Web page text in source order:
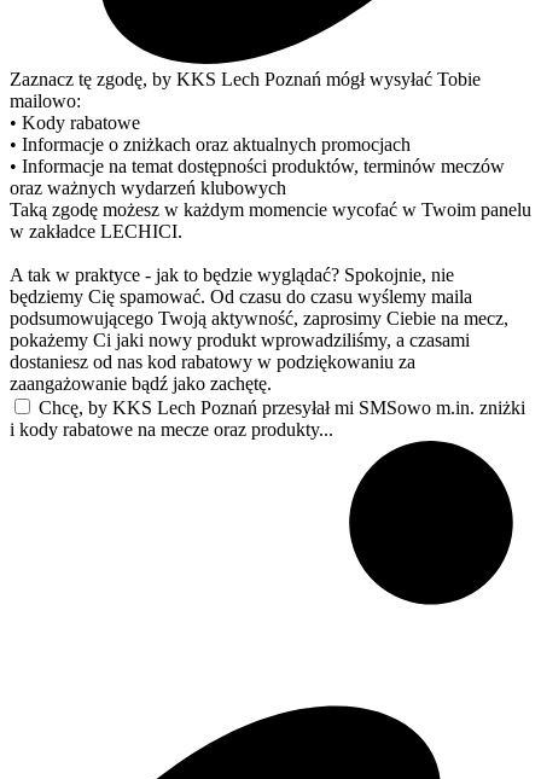
Zaznacz tę zgodę, by KKS Lech Poznań mógł wysyłać Tobie
mailowo:
• Kody rabatowe
• Informacje o zniżkach oraz aktualnych promocjach
• Informacje na temat dostępności produktów, terminów meczów
oraz ważnych wydarzeń klubowych
Taką zgodę możesz w każdym momencie wycofać w Twoim panelu
w zakładce LECHICI.
A tak w praktyce - jak to będzie wyglądać? Spokojnie, nie
będziemy Cię spamować. Od czasu do czasu wyślemy maila
podsumowującego Twoją aktywność, zaprosimy Ciebie na mecz,
pokażemy Ci jaki nowy produkt wprowadziliśmy, a czasami
dostaniesz od nas kod rabatowy w podziękowaniu za
zaangażowanie bądź jako zachętę.
Chcę, by KKS Lech Poznań przesyłał mi SMSowo m.in. zniżki
i kody rabatowe na mecze oraz produkty...